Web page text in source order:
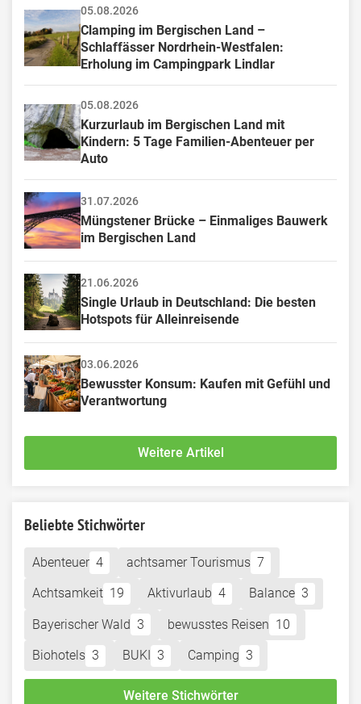
05.08.2026
Clamping im Bergischen Land –
Schlaffässer Nordrhein-Westfalen:
Erholung im Campingpark Lindlar
05.08.2026
Kurzurlaub im Bergischen Land mit
Kindern: 5 Tage Familien-Abenteuer per
Auto
31.07.2026
Müngstener Brücke – Einmaliges Bauwerk
im Bergischen Land
21.06.2026
Single Urlaub in Deutschland: Die besten
Hotspots für Alleinreisende
03.06.2026
Bewusster Konsum: Kaufen mit Gefühl und
Verantwortung
Weitere Artikel
Beliebte Stichwörter
Abenteuer 4 achtsamer Tourismus 7
Achtsamkeit 19 Aktivurlaub 4 Balance 3
Bayerischer Wald 3 bewusstes Reisen 10
Biohotels 3 BUKI 3 Camping 3
Weitere Stichwörter